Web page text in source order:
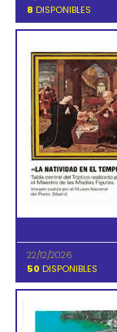
8 DISPONIBLES
22/12/2026
50 DISPONIBLES